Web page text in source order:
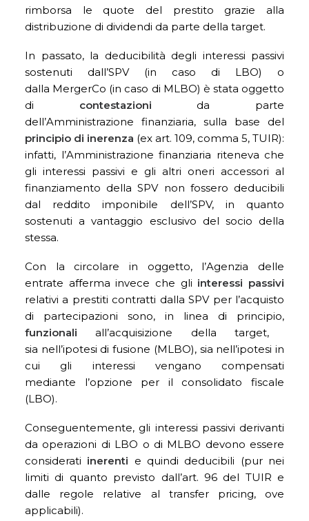
rimborsa le quote del prestito grazie alla
distribuzione di dividendi da parte della target.
In passato, la deducibilità degli interessi passivi
sostenuti dall’SPV (in caso di LBO) o
dalla MergerCo (in caso di MLBO) è stata oggetto
di contestazioni da parte
dell’Amministrazione finanziaria, sulla base del
principio di inerenza (ex art. 109, comma 5, TUIR):
infatti, l’Amministrazione finanziaria riteneva che
gli interessi passivi e gli altri oneri accessori al
finanziamento della SPV non fossero deducibili
dal reddito imponibile dell’SPV, in quanto
sostenuti a vantaggio esclusivo del socio della
stessa.
Con la circolare in oggetto, l’Agenzia delle
entrate afferma invece che gli interessi passivi
relativi a prestiti contratti dalla SPV per l’acquisto
di partecipazioni sono, in linea di principio,
funzionali all’acquisizione della target,
sia nell’ipotesi di fusione (MLBO), sia nell’ipotesi in
cui gli interessi vengano compensati
mediante l’opzione per il consolidato fiscale
(LBO).
Conseguentemente, gli interessi passivi derivanti
da operazioni di LBO o di MLBO devono essere
considerati inerenti e quindi deducibili (pur nei
limiti di quanto previsto dall’art. 96 del TUIR e
dalle regole relative al transfer pricing, ove
applicabili).